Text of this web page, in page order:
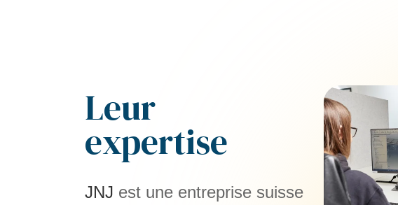
Leur
expertise
JNJ est une entreprise suisse